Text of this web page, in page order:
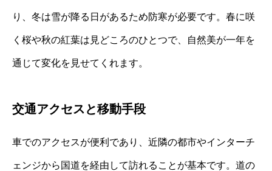
り、冬は雪が降る日があるため防寒が必要です。春に咲
く桜や秋の紅葉は見どころのひとつで、自然美が一年を
通じて変化を見せてくれます。
交通アクセスと移動手段
車でのアクセスが便利であり、近隣の都市やインターチ
ェンジから国道を経由して訪れることが基本です。道の